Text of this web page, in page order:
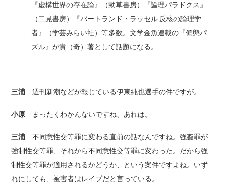
『虚構世界の存在論』（勁草書房）『論理パラドクス』
（二見書房）『バートランド・ラッセル 反核の論理学
者』（学芸みらい社）等多数。文学金魚連載の『偏態パ
ズル』が貴（奇）著として話題になる。
三浦 週刊新潮などが報じている伊東純也選手の件ですが。
小原 まったくわかんないですね、あれは。
三浦 不同意性交等罪に変わる直前の話なんですね。強姦罪が
強制性交等罪、それから不同意性交等罪に変わった。だから強
制性交等罪が適用されるかどうか、という案件ですよね。いず
れにしても、被害者はレイプだと言っている。